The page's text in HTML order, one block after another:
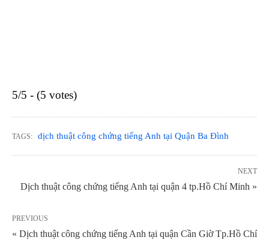
5/5 - (5 votes)
TAGS: dịch thuật công chứng tiếng Anh tại Quận Ba Đình
NEXT
Dịch thuật công chứng tiếng Anh tại quận 4 tp.Hồ Chí Minh »
PREVIOUS
« Dịch thuật công chứng tiếng Anh tại quận Cần Giờ Tp.Hồ Chí